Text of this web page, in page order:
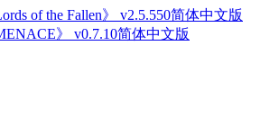
of the Fallen》 v2.5.550简体中文版
》 v0.7.10简体中文版